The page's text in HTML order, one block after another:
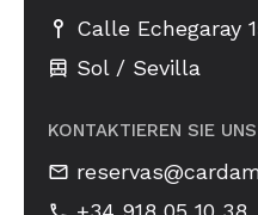
Calle Echegaray
Sol / Sevilla
KONTAKTIEREN SIE UNS